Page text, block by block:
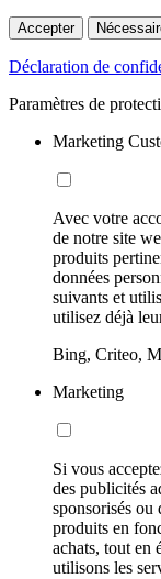
Accepter
Déclaration de
Paramètres de
Marketing
Avec votre
de notre site
produits
données
suivants et
utilisez déjà
Bing, Criteo,
Marketing
Si vous
des publicités
sponsorisés ou
produits en
achats, tout en
utilisons les